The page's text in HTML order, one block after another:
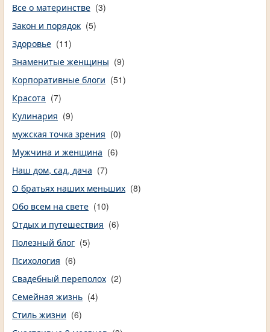
Все о материнстве (3)
Закон и порядок (5)
Здоровье (11)
Знаменитые женщины (9)
Корпоративные блоги (51)
Красота (7)
Кулинария (9)
мужская точка зрения (0)
Мужчина и женщина (6)
Наш дом, сад, дача (7)
О братьях наших меньших (8)
Обо всем на свете (10)
Отдых и путешествия (6)
Полезный блог (5)
Психология (6)
Свадебный переполох (2)
Семейная жизнь (4)
Стиль жизни (6)